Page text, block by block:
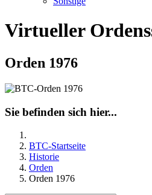
Virtueller
Orden 1976
Sie befinden sich hier...
BTC-Startseite
Historie
Orden
Orden 1976